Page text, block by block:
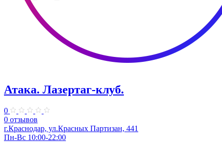
Атака. ​Лазертаг-клуб.
0
0 отзывов
г.Краснодар, ул.Красных Партизан, 441
Пн-Вс 10:00-22:00